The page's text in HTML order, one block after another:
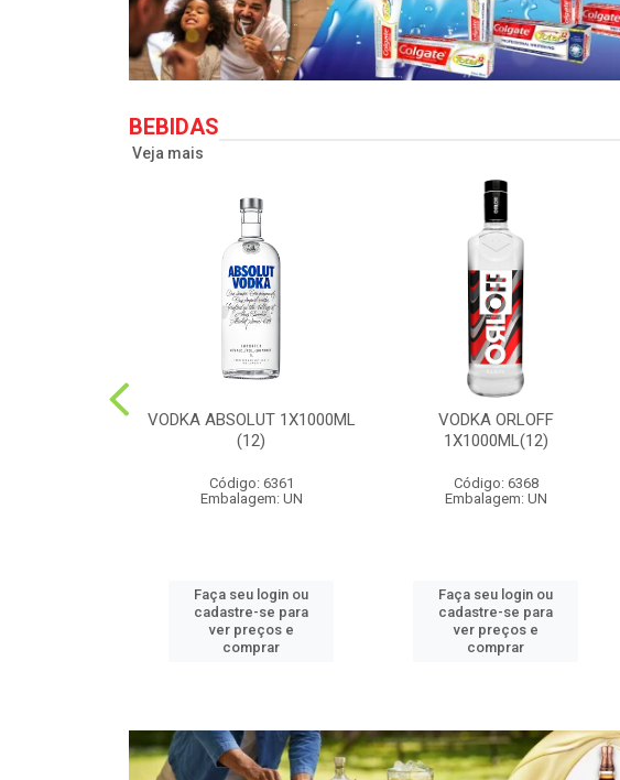
BEBIDAS
Veja mais
VODKA ABSOLUT 1X1000ML
(12)
Código: 6361
Embalagem: UN
Faça seu login ou
cadastre-se para
ver preços e
comprar
VODKA ORLOFF
1X1000ML(12)
Código: 6368
Embalagem: UN
Faça seu login ou
cadastre-se para
ver preços e
comprar